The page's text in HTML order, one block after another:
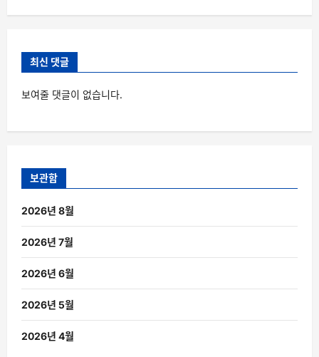
최신 댓글
보여줄 댓글이 없습니다.
보관함
2026년 8월
2026년 7월
2026년 6월
2026년 5월
2026년 4월